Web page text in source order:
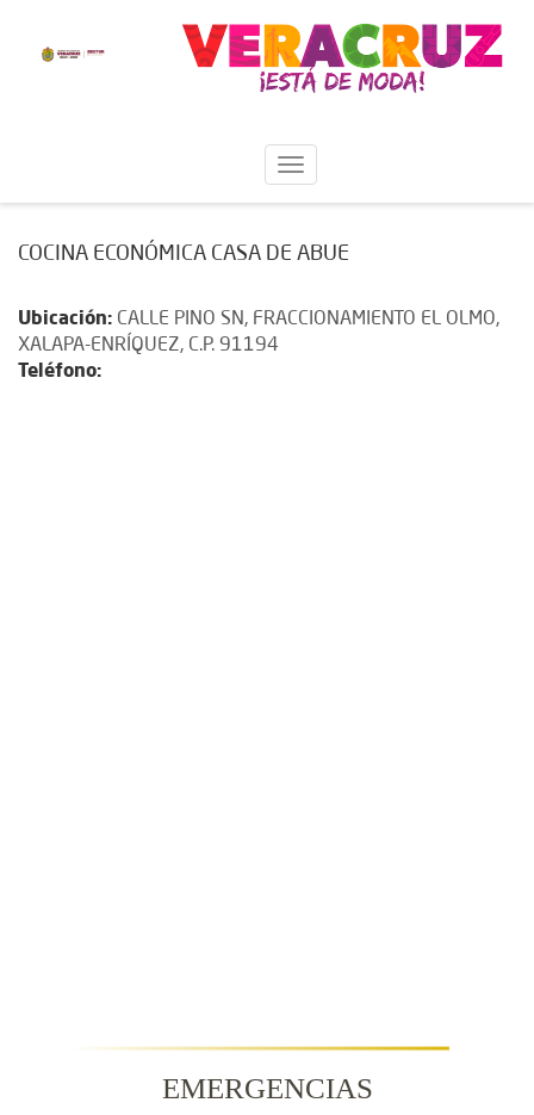
COCINA ECONÓMICA CASA DE ABUE
Ubicación: CALLE PINO SN, FRACCIONAMIENTO EL OLMO,
XALAPA-ENRÍQUEZ, C.P. 91194
Teléfono:
EMERGENCIAS